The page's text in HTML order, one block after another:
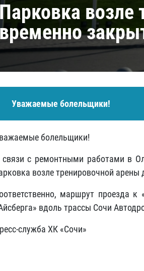
Парковка возле
Уважаемые болельщики!
болельщики!
с ремонтными работами в
возле тренировочной арены
маршрут проезда
вдоль трассы Сочи
служба ХК «Сочи»